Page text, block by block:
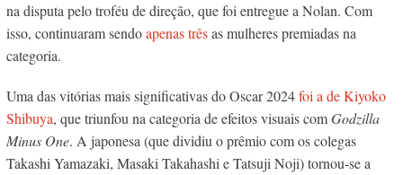
na disputa pelo troféu de direção, que foi entregue a Nolan. Com
isso, continuaram sendoapenas trêsas mulheres premiadas na
categoria.
Uma das vitórias mais significativas do Oscar 2024foi a de Kiyoko
Shibuya, que triunfou na categoria de efeitos visuais comGodzilla
Minus One. A japonesa (que dividiu o prêmio com os colegas
Takashi Yamazaki, Masaki Takahashi e Tatsuji Noji) tornou-se a